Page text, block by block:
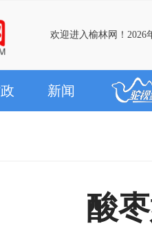
欢迎进入榆林网！2026
新闻
酸